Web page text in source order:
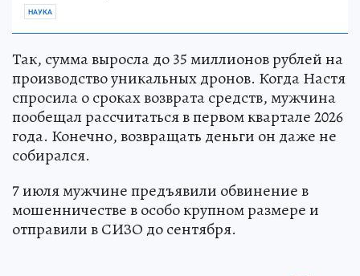
НАУКА
Так, сумма выросла до 35 миллионов рублей на
производство уникальных дронов. Когда Настя
спросила о сроках возврата средств, мужчина
пообещал рассчитаться в первом квартале 2026
года. Конечно, возвращать деньги он даже не
собирался.
7 июля мужчине предъявили обвинение в
мошенничестве в особо крупном размере и
отправили в СИЗО до сентября.